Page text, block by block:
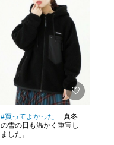
#買ってよかった 真冬
の雪の日も温かく重宝し
ました。